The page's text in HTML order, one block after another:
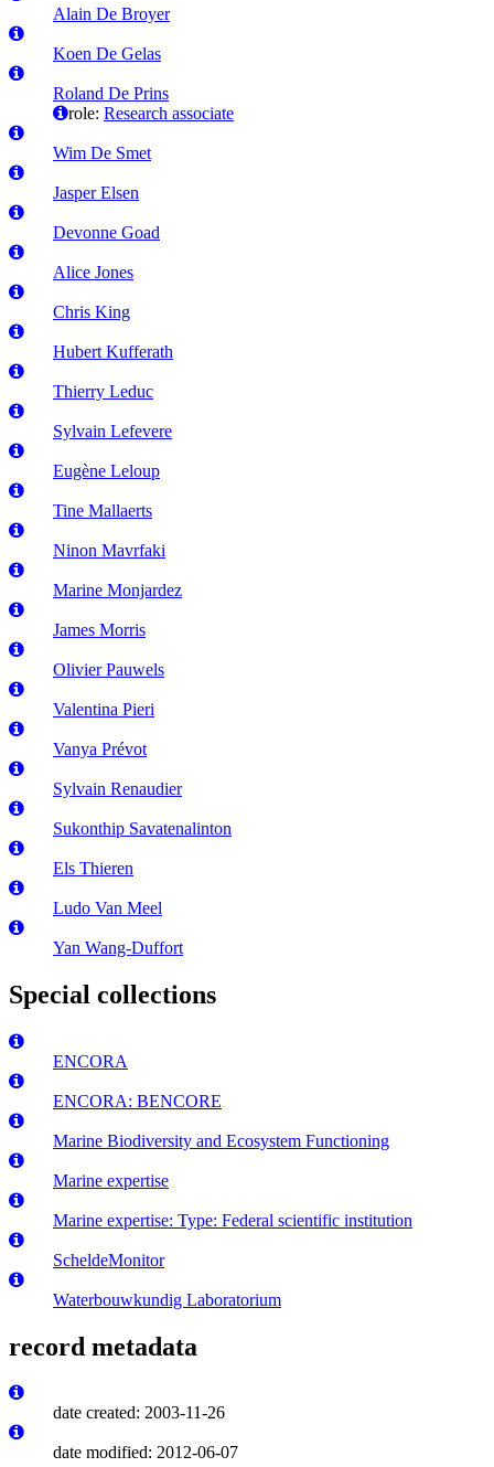
Alain De Broyer
Koen De Gelas
Roland De Prins
role: Research associate
Wim De Smet
Jasper Elsen
Devonne Goad
Alice Jones
Chris King
Hubert Kufferath
Thierry Leduc
Sylvain Lefevere
Eugène Leloup
Tine Mallaerts
Ninon Mavrfaki
Marine Monjardez
James Morris
Olivier Pauwels
Valentina Pieri
Vanya Prévot
Sylvain Renaudier
Sukonthip Savatenalinton
Els Thieren
Ludo Van Meel
Yan Wang-Duffort
Special collections
ENCORA
ENCORA: BENCORE
Marine Biodiversity and Ecosystem Functioning
Marine expertise
Marine expertise: Type: Federal scientific institution
ScheldeMonitor
Waterbouwkundig Laboratorium
record metadata
date created: 2003-11-26
date modified: 2012-06-07